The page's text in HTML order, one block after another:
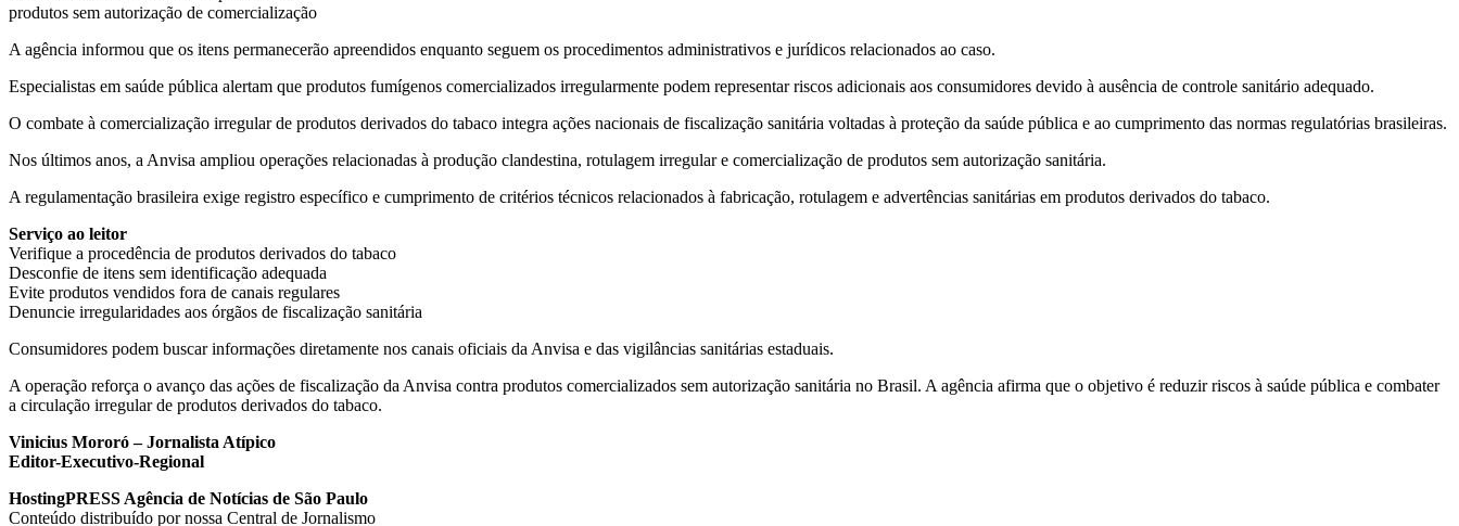
produtos sem autorização de comercialização
A agência informou que os itens permanecerão apreendidos enquanto seguem os procedimentos administrativos e jurídicos relacionados ao caso.
Especialistas em saúde pública alertam que produtos fumígenos comercializados irregularmente podem representar riscos adicionais aos consumidores devido à ausência de controle sanitário adequado.
O combate à comercialização irregular de produtos derivados do tabaco integra ações nacionais de fiscalização sanitária voltadas à proteção da saúde pública e ao cumprimento das normas regulatórias brasileiras.
Nos últimos anos, a Anvisa ampliou operações relacionadas à produção clandestina, rotulagem irregular e comercialização de produtos sem autorização sanitária.
A regulamentação brasileira exige registro específico e cumprimento de critérios técnicos relacionados à fabricação, rotulagem e advertências sanitárias em produtos derivados do tabaco.
Serviço ao leitor
Verifique a procedência de produtos derivados do tabaco
Desconfie de itens sem identificação adequada
Evite produtos vendidos fora de canais regulares
Denuncie irregularidades aos órgãos de fiscalização sanitária
Consumidores podem buscar informações diretamente nos canais oficiais da Anvisa e das vigilâncias sanitárias estaduais.
A operação reforça o avanço das ações de fiscalização da Anvisa contra produtos comercializados sem autorização sanitária no Brasil. A agência afirma que o objetivo é reduzir riscos à saúde pública e combater
a circulação irregular de produtos derivados do tabaco.
Vinicius Mororó – Jornalista Atípico
Editor-Executivo-Regional
HostingPRESS Agência de Notícias de São Paulo
Conteúdo distribuído por nossa Central de Jornalismo